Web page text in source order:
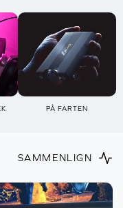
PÅ FARTEN
SAMMENLIGN